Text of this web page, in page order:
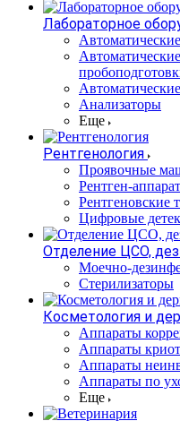
Лабораторное
Анализаторы
Еще
Рентгенология
Проявочные
Рентген-
Рентгеновские
Цифровые
Отделение ЦСО,
Моечно-
Стерилизаторы
Косметология и
Аппараты
Аппараты
Аппараты
Аппараты по
Еще